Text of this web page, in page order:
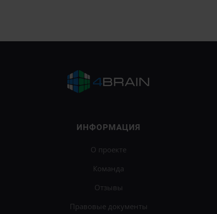
ИНФОРМАЦИЯ
О проекте
Команда
Отзывы
Правовые документы